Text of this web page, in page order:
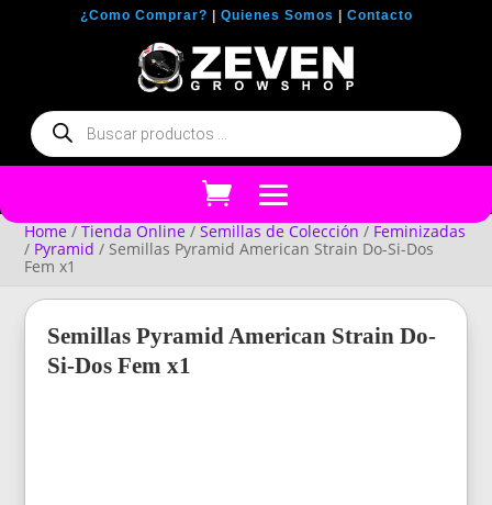
¿Como Comprar? Quienes Somos Contacto
Búsqueda
de
productos
Home /Tienda Online /Semillas de Colección / Feminizadas
/ Pyramid / Semillas Pyramid American Strain Do-Si-Dos
Fem x1
Semillas Pyramid American Strain Do-
Si-Dos Fem x1